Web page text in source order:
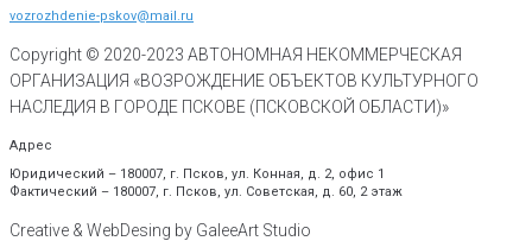
vozrozhdenie-pskov@mail.ru
Copyright © 2020-2023 АВТОНОМНАЯ НЕКОММЕРЧЕСКАЯ
ОРГАНИЗАЦИЯ «ВОЗРОЖДЕНИЕ ОБЪЕКТОВ КУЛЬТУРНОГО
НАСЛЕДИЯ В ГОРОДЕ ПСКОВЕ (ПСКОВСКОЙ ОБЛАСТИ)»
Адрес
Юридический – 180007, г. Псков, ул. Конная, д. 2, офис 1
Фактический – 180007, г. Псков, ул. Советская, д. 60, 2 этаж
Creative & WebDesing by GaleeArt Studio